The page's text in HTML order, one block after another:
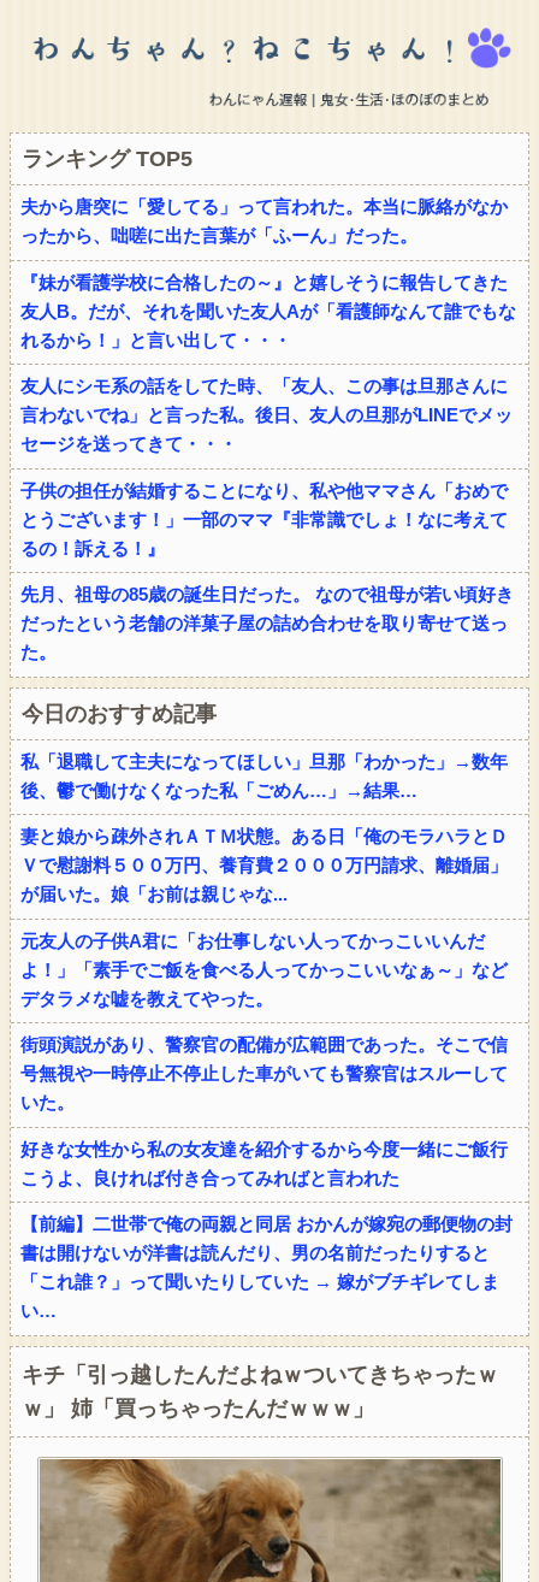
ランキング TOP5
夫から唐突に「愛してる」って言われた。本当に脈絡がなか
ったから、咄嗟に出た言葉が「ふーん」だった。
『妹が看護学校に合格したの～』と嬉しそうに報告してきた
友人B。だが、それを聞いた友人Aが「看護師なんて誰でもな
れるから！」と言い出して・・・
友人にシモ系の話をしてた時、「友人、この事は旦那さんに
言わないでね」と言った私。後日、友人の旦那がLINEでメッ
セージを送ってきて・・・
子供の担任が結婚することになり、私や他ママさん「おめで
とうございます！」一部のママ『非常識でしょ！なに考えて
るの！訴える！』
先月、祖母の85歳の誕生日だった。 なので祖母が若い頃好き
だったという老舗の洋菓子屋の詰め合わせを取り寄せて送っ
た。
今日のおすすめ記事
私「退職して主夫になってほしい」旦那「わかった」→数年
後、鬱で働けなくなった私「ごめん…」→結果…
妻と娘から疎外されＡＴＭ状態。ある日「俺のモラハラとＤ
Ｖで慰謝料５００万円、養育費２０００万円請求、離婚届」
が届いた。娘「お前は親じゃな...
元友人の子供A君に「お仕事しない人ってかっこいいんだ
よ！」「素手でご飯を食べる人ってかっこいいなぁ～」など
デタラメな嘘を教えてやった。
街頭演説があり、警察官の配備が広範囲であった。そこで信
号無視や一時停止不停止した車がいても警察官はスルーして
いた。
好きな女性から私の女友達を紹介するから今度一緒にご飯行
こうよ、良ければ付き合ってみればと言われた
【前編】二世帯で俺の両親と同居 おかんが嫁宛の郵便物の封
書は開けないが洋書は読んだり、男の名前だったりすると
「これ誰？」って聞いたりしていた → 嫁がブチギレてしま
い…
キチ「引っ越したんだよねｗついてきちゃったｗ
ｗ」 姉「買っちゃったんだｗｗｗ」